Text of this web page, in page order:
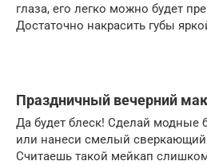
глаза, его легко можно будет
Достаточно накрасить губы
Праздничный вечерний
Да будет блеск! Сделай модные
или нанеси смелый
Считаешь такой мейкап